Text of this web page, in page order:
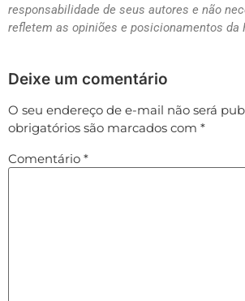
responsabilidade de seus autores e não
refletem as opiniões e posicionamentos da
Deixe um comentário
O seu endereço de e-mail não será
obrigatórios são marcados com *
Comentário *